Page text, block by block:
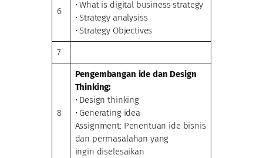
6
• What is digital business strategy
• Strategy analysiss
• Strategy Objectives
7
8
Pengembangan ide dan Design
Thinking:
• Design thinking
• Generating idea
Assignment: Penentuan ide bisnis
dan permasalahan yang
ingin diselesaikan